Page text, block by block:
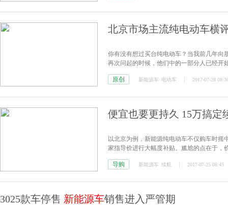
北京市场主流纯电动车横
你有没有想过买台纯电动车？当我前几年向
再次问起的时候，他们中的一部分人已经开
原创
新能源车 电动车 2017-07-28
便宜也要更持久 15万搞定
以北京为例，新能源纯电动车不仅购车时
家指导价进行大幅度补贴。尴尬的点在于，
导购
新能源车 续航 2017-07-25 08:45
3025款车停售 新能源车销售进入严管期